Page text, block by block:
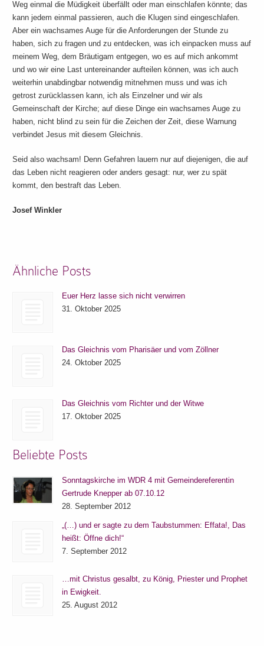
Weg einmal die Müdigkeit überfällt oder man einschlafen könnte; das
kann jedem einmal passieren, auch die Klugen sind eingeschlafen.
Aber ein wachsames Auge für die Anforderungen der Stunde zu
haben, sich zu fragen und zu entdecken, was ich einpacken muss auf
meinem Weg, dem Bräutigam entgegen, wo es auf mich ankommt
und wo wir eine Last untereinander aufteilen können, was ich auch
weiterhin unabdingbar notwendig mitnehmen muss und was ich
getrost zurücklassen kann, ich als Einzelner und wir als
Gemeinschaft der Kirche; auf diese Dinge ein wachsames Auge zu
haben, nicht blind zu sein für die Zeichen der Zeit, diese Warnung
verbindet Jesus mit diesem Gleichnis.
Seid also wachsam! Denn Gefahren lauern nur auf diejenigen, die auf
das Leben nicht reagieren oder anders gesagt: nur, wer zu spät
kommt, den bestraft das Leben.
Josef Winkler
Ähnliche Posts
Euer Herz lasse sich nicht verwirren
31. Oktober 2025
Das Gleichnis vom Pharisäer und vom Zöllner
24. Oktober 2025
Das Gleichnis vom Richter und der Witwe
17. Oktober 2025
Beliebte Posts
Sonntagskirche im WDR 4 mit Gemeindereferentin
Gertrude Knepper ab 07.10.12
28. September 2012
„(…) und er sagte zu dem Taubstummen: Effata!, Das
heißt: Öffne dich!“
7. September 2012
…mit Christus gesalbt, zu König, Priester und Prophet
in Ewigkeit.
25. August 2012